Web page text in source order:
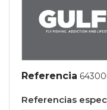
Referencia
Referencias